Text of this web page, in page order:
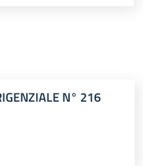
N° 216